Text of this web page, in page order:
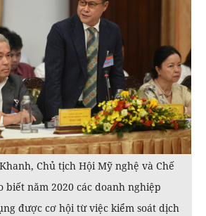
Chủ tịch Hội Mỹ nghệ và Chế
biết năm 2020 các doanh nghiệp
được cơ hội từ việc kiểm soát dịch